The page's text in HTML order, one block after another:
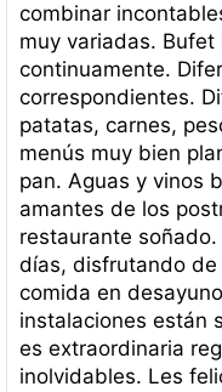
combinar
muy variadas.
continuamente.
correspondientes.
patatas, carnes,
menús muy bien
pan. Aguas y vinos
amantes de los
restaurante
días, disfrutando
comida en
instalaciones están
es extraordinaria
inolvidables. Les